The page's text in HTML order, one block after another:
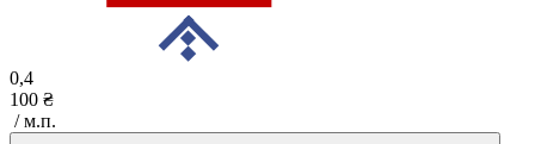
0,4
100 ₴
/ м.п.